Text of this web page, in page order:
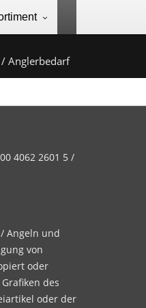
Anglerbedarf
4062 2601 5 /
Angeln und
von
oder
des
oder der